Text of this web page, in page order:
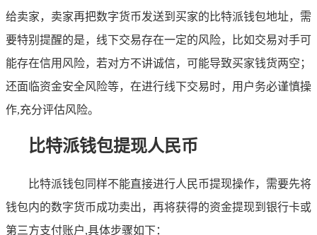
给卖家，卖家再把数字货币发送到买家的比特派钱包地址，需
要特别提醒的是，线下交易存在一定的风险，比如交易对手可
能存在信用风险，若对方不讲诚信，可能导致买家钱货两空；
还面临资金安全风险等，在进行线下交易时，用户务必谨慎操
作,充分评估风险。
比特派钱包提现人民币
比特派钱包同样不能直接进行人民币提现操作，需要先将
钱包内的数字货币成功卖出，再将获得的资金提现到银行卡或
第三方支付账户,具体步骤如下：